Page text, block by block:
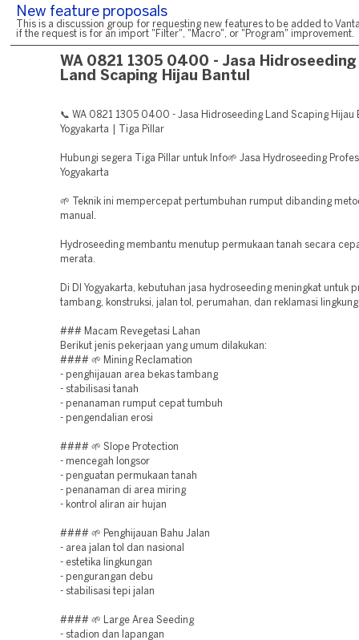
New feature proposals
This is a discussion group for requesting new features to be added to
if the request is for an import "Filter", "Macro", or "Program" improvement.
WA 0821 1305 0400 - Jasa Hidroseeding
Land Scaping Hijau Bantul
📞 WA 0821 1305 0400 - Jasa Hidroseeding Land Scaping Hijau
Yogyakarta | Tiga Pillar
Hubungi segera Tiga Pillar untuk Info🌱 Jasa Hydroseeding
Yogyakarta
🌱 Teknik ini mempercepat pertumbuhan rumput dibanding
manual.
Hydroseeding membantu menutup permukaan tanah secara
merata.
Di DI Yogyakarta, kebutuhan jasa hydroseeding meningkat untuk
tambang, konstruksi, jalan tol, perumahan, dan reklamasi
### Macam Revegetasi Lahan
Berikut jenis pekerjaan yang umum dilakukan:
#### 🌱 Mining Reclamation
- penghijauan area bekas tambang
- stabilisasi tanah
- penanaman rumput cepat tumbuh
- pengendalian erosi
#### 🌱 Slope Protection
- mencegah longsor
- penguatan permukaan tanah
- penanaman di area miring
- kontrol aliran air hujan
#### 🌱 Penghijauan Bahu Jalan
- area jalan tol dan nasional
- estetika lingkungan
- pengurangan debu
- stabilisasi tepi jalan
#### 🌱 Large Area Seeding
- stadion dan lapangan